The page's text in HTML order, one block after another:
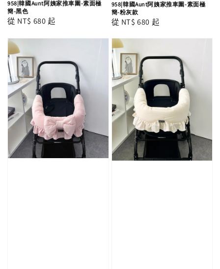
958|韓國Aunt阿姨家推車圍-素面極
簡-黑色
Regular
從 NT$ 680 起
958|韓國Aunt阿姨家推車圍-素面極
簡-粉灰款
Regular
從 NT$ 680 起